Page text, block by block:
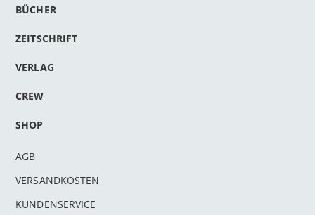
BÜCHER
ZEITSCHRIFT
VERLAG
CREW
SHOP
AGB
VERSANDKOSTEN
KUNDENSERVICE